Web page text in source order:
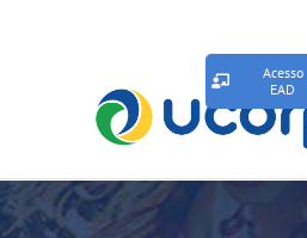
Acesso
EAD